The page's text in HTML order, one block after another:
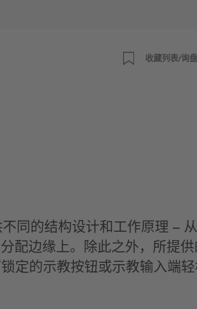
收藏列表/询
同的结构设计和工作原理 –
配边缘上。除此之外，所提供
定的示教按钮或示教输入端